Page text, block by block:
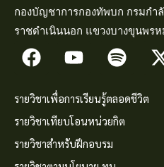
กองบัญชาการกองทัพบก กรมกำ
ราชดำเนินนอก แขวงบางขุนพรห
รายวิชาเพื่อการเรียนรู้ตลอดชีวิต
รายวิชาเทียบโอนหน่วยกิต
รายวิชาสำหรับฝึกอบรม